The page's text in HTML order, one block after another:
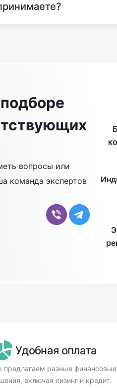
вопросы или
команда экспертов
Удобная оплата
предлагаем разные финансовые
включая лизинг и кредит.